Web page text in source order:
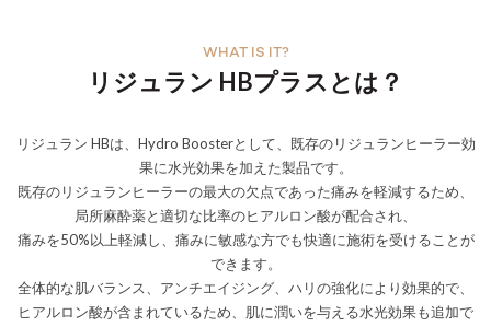
リジュラン HBプラスとは？
WHAT IS IT?
リジュラン HBは、Hydro Boosterとして、既存のリジュランヒーラー効
果に水光効果を加えた製品です。
既存のリジュランヒーラーの最大の欠点であった痛みを軽減するため、
局所麻酔薬と適切な比率のヒアルロン酸が配合され、
痛みを50%以上軽減し、痛みに敏感な方でも快適に施術を受けることが
できます。
全体的な肌バランス、アンチエイジング、ハリの強化により効果的で、
ヒアルロン酸が含まれているため、肌に潤いを与える水光効果も追加で